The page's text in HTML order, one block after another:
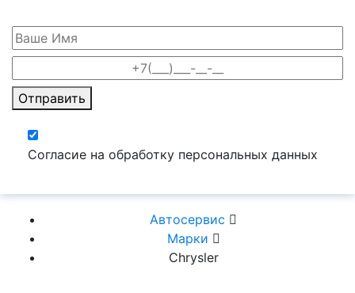
Отправить
Согласие на обработку персональных данных
Автосервис
Марки
Chrysler